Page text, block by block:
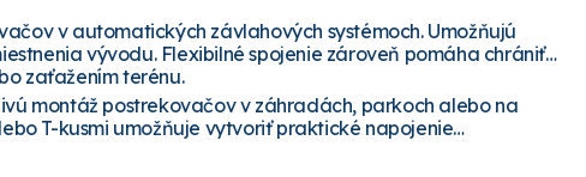
v automatických závlahových systémoch. Umožňujú
vývodu. Flexibilné spojenie zároveň pomáha chrániť
zaťažením terénu.
montáž postrekovačov v záhradách, parkoch alebo na
T-kusmi umožňuje vytvoriť praktické napojenie